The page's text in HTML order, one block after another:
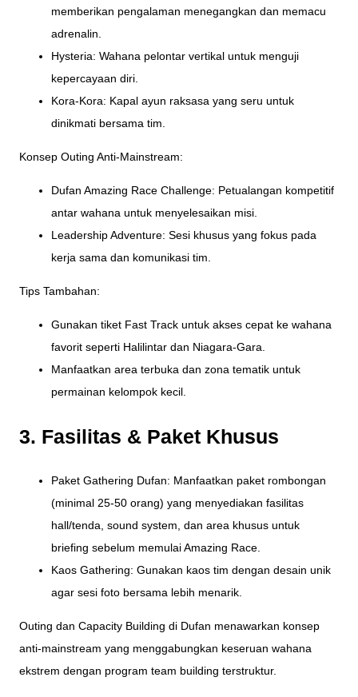
memberikan pengalaman menegangkan dan memacu
adrenalin.
Hysteria: Wahana pelontar vertikal untuk menguji
kepercayaan diri.
Kora-Kora: Kapal ayun raksasa yang seru untuk
dinikmati bersama tim.
Konsep Outing Anti-Mainstream:
Dufan Amazing Race Challenge: Petualangan kompetitif
antar wahana untuk menyelesaikan misi.
Leadership Adventure: Sesi khusus yang fokus pada
kerja sama dan komunikasi tim.
Tips Tambahan:
Gunakan tiket Fast Track untuk akses cepat ke wahana
favorit seperti Halilintar dan Niagara-Gara.
Manfaatkan area terbuka dan zona tematik untuk
permainan kelompok kecil.
3. Fasilitas & Paket Khusus
Paket Gathering Dufan: Manfaatkan paket rombongan
(minimal 25-50 orang) yang menyediakan fasilitas
hall/tenda, sound system, dan area khusus untuk
briefing sebelum memulai Amazing Race.
Kaos Gathering: Gunakan kaos tim dengan desain unik
agar sesi foto bersama lebih menarik.
Outing dan Capacity Building di Dufan menawarkan konsep
anti-mainstream yang menggabungkan keseruan wahana
ekstrem dengan program team building terstruktur.